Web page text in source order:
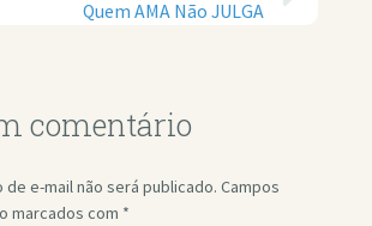
Quem AMA Não JULGA
comentário
de e-mail não será publicado. Campos
marcados com *